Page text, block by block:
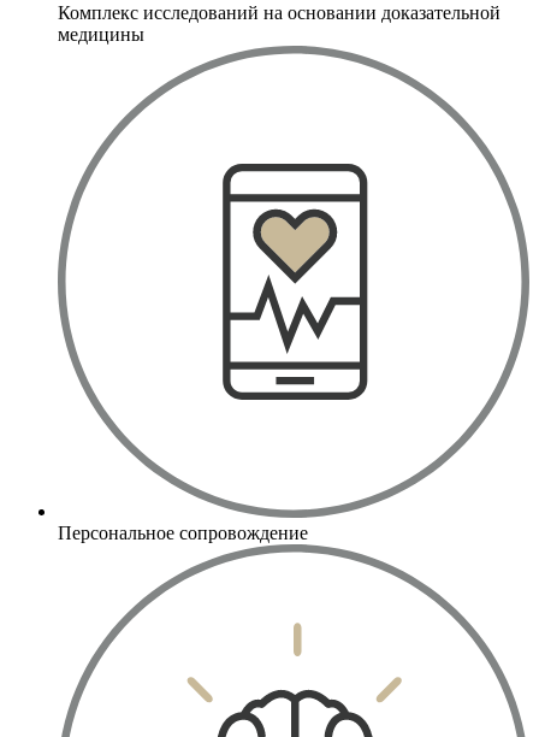
Комплекс исследований на основании доказательной
медицины
Персональное сопровождение